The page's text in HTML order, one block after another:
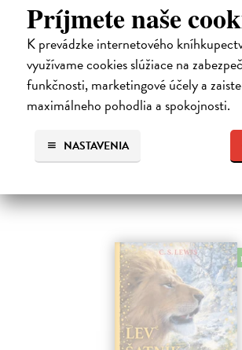
Príjmete naše
K prevádzke internetového
využívame cookies slúžiace na
funkčnosti, marketingové účely a
maximálneho pohodlia a spokojnosti.
NASTAVENIA
Alica a hmyz
Dúbravský Andrej | Kniha
Alica je zvedavá mačka, ktorá býva so zvedavým
fascinovaní ríšou hmyzu.
Na sklade ?
28,90 € ?